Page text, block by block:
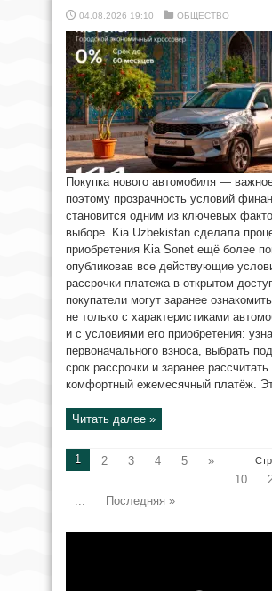
04.08.2026 19:10 ОБЩЕСТВО
Покупка нового автомобиля —
поэтому прозрачность условий
становится одним из ключевых
выборе. Kia Uzbekistan сделала
приобретения Kia Sonet ещё более
опубликовав все действующие
рассрочки платежа в открытом
покупатели могут заранее
не только с характеристиками
и с условиями его приобретения:
первоначального взноса, выбрать
срок рассрочки и заранее рассчитать
комфортный ежемесячный платёж.
Читать далее »
1 2 3 4 5
»
10
...
Последняя »